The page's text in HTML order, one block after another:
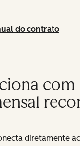
do contrato
diretamente